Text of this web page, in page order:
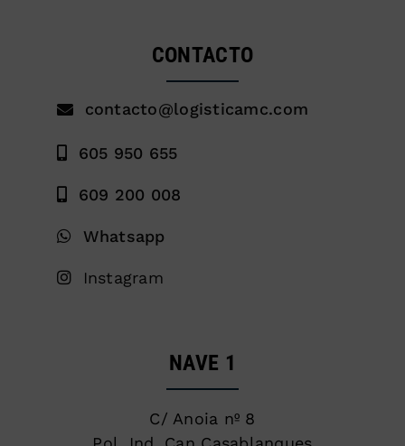
CONTACTO
contacto@logisticamc.com
605 950 655
609 200 008
Whatsapp
Instagram
NAVE 1
C/ Anoia nº 8